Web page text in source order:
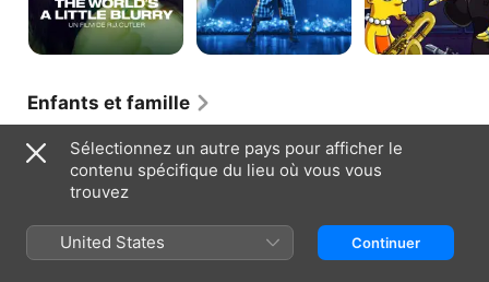
Enfants et famille
Alerte
rouge
Sélectionnez un autre pays pour afficher le
contenu spécifique du lieu où vous vous
trouvez
United States Continuer